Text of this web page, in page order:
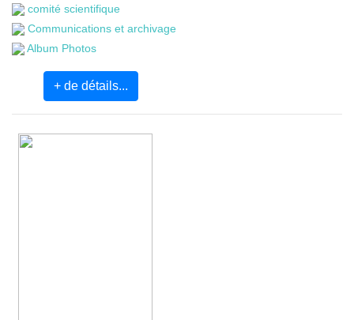
comité scientifique
Communications et archivage
Album Photos
+ de détails...